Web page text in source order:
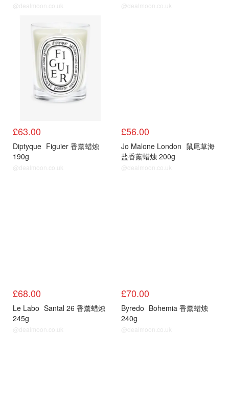
@dealmoon.co.uk @dealmoon.co.uk
香氛蜡烛
£63.00
Diptyque Figuier 香薰蜡烛
190g
@dealmoon.co.uk
£56.00
Jo Malone London 鼠尾草海
盐香薰蜡烛 200g
@dealmoon.co.uk
£68.00
Le Labo Santal 26 香薰蜡烛
245g
@dealmoon.co.uk
£70.00
Byredo Bohemia 香薰蜡烛
240g
@dealmoon.co.uk